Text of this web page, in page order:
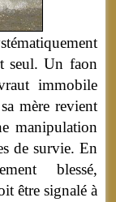
seul. Un faon
immobile
mère revient
manipulation
de survie. En
blessé,
être signalé à